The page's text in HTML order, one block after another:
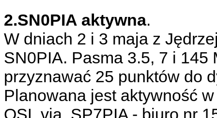
2.SN0PIA aktywna.
W dniach 2 i 3 maja z
SN0PIA. Pasma 3.5, 7 i 145
przyznawać 25 punktów do
Planowana jest aktywność
QSL via SP7PIA - biuro nr